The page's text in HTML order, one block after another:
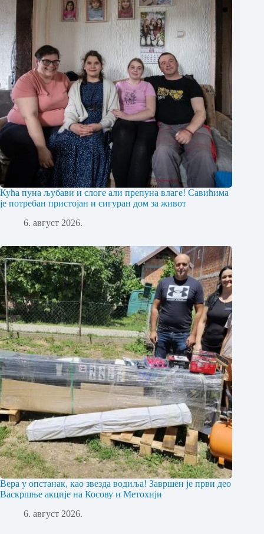
Кућа пуна љубави и слоге али препуна влаге! Савићима
је потребан пристојан и сигуран дом за живот
6. август 2026.
Вера у опстанак, као звезда водиља! Завршен је први део
Васкршње акције на Косову и Метохији
6. август 2026.